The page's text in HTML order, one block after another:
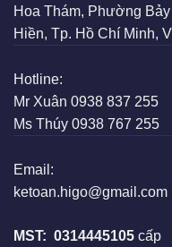
Hoa Thám, Phường Bảy
Hiền, Tp. Hồ Chí Minh,
Hotline:
Mr Xuân 0938 837 255
Ms Thúy 0938 767 255
Email:
ketoan.higo@gmail.com
MST: 0314445105 cấp